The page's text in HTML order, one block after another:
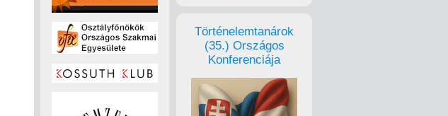
Történelemtanárok
(35.) Országos
Konferenciája